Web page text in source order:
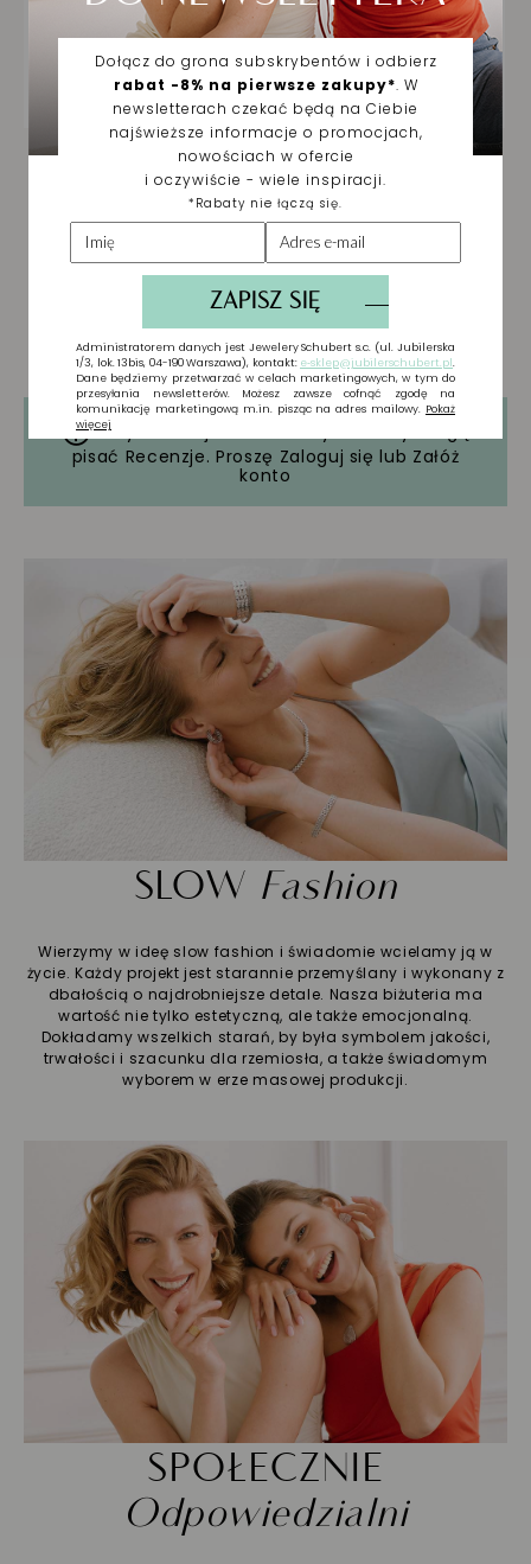
Tylko zarejestrowani użytkownicy mogą
pisać Recenzje. Proszę Zaloguj się lub Załóż
konto
SLOW Fashion
Wierzymy w ideę slow fashion i świadomie wcielamy ją w
życie. Każdy projekt jest starannie przemyślany i wykonany z
dbałością o najdrobniejsze detale. Nasza biżuteria ma
wartość nie tylko estetyczną, ale także emocjonalną.
Dokładamy wszelkich starań, by była symbolem jakości,
trwałości i szacunku dla rzemiosła, a także świadomym
wyborem w erze masowej produkcji.
SPOŁECZNIE
Odpowiedzialni